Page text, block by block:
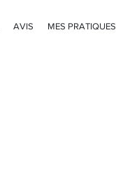
AVIS MES PRATIQUES